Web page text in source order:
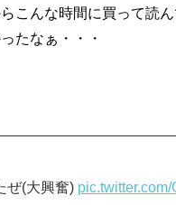
こんな時間に買って読
たなぁ・・・
ぜ(大興奮)